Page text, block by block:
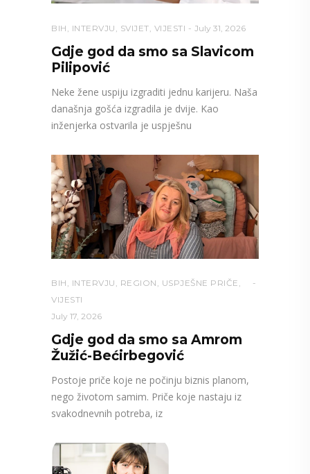
BIH , INTERVJU , SVIJET, VIJESTI July 31, 2026
Gdje god da smo sa Slavicom
Pilipović
Neke žene uspiju izgraditi jednu karijeru. Naša
današnja gošća izgradila je dvije. Kao
inženjerka ostvarila je uspješnu
BIH , INTERVJU , REGION , USPJEŠNE PRIČE ,
VIJESTI
July 17, 2026
Gdje god da smo sa Amrom
Žužić-Bećirbegović
Postoje priče koje ne počinju biznis planom,
nego životom samim. Priče koje nastaju iz
svakodnevnih potreba, iz